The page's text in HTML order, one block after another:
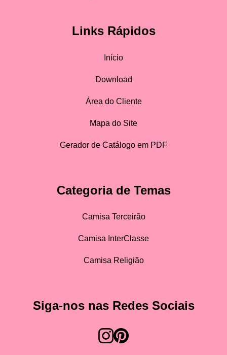
Links Rápidos
Início
Download
Área do Cliente
Mapa do Site
Gerador de Catálogo em PDF
Categoria de Temas
Camisa Terceirão
Camisa InterClasse
Camisa Religião
Siga-nos nas Redes Sociais